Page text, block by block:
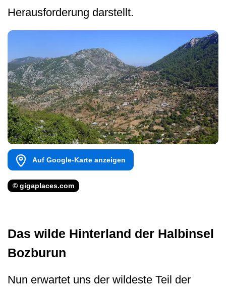
Herausforderung darstellt.
Auf Google-Karte anzeigen
© gigaplaces.com
Das wilde Hinterland der Halbinsel
Bozburun
Nun erwartet uns der wildeste Teil der